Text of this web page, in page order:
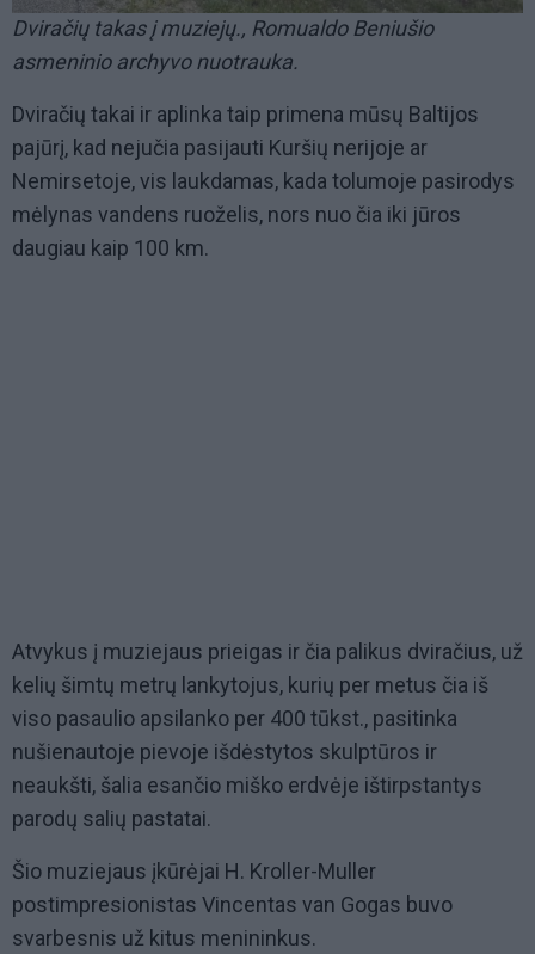
Dviračių takas į muziejų., Romualdo Beniušio
asmeninio archyvo nuotrauka.
Dviračių takai ir aplinka taip primena mūsų Baltijos
pajūrį, kad nejučia pasijauti Kuršių nerijoje ar
Nemirsetoje, vis laukdamas, kada tolumoje pasirodys
mėlynas vandens ruoželis, nors nuo čia iki jūros
daugiau kaip 100 km.
Atvykus į muziejaus prieigas ir čia palikus dviračius, už
kelių šimtų metrų lankytojus, kurių per metus čia iš
viso pasaulio apsilanko per 400 tūkst., pasitinka
nušienautoje pievoje išdėstytos skulptūros ir
neaukšti, šalia esančio miško erdvėje ištirpstantys
parodų salių pastatai.
Šio muziejaus įkūrėjai H. Kroller-Muller
postimpresionistas Vincentas van Gogas buvo
svarbesnis už kitus menininkus.